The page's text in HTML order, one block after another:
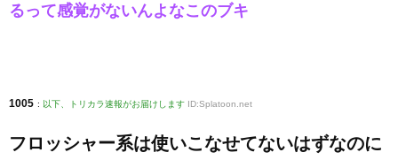
るって感覚がないんよなこのブキ
1005 : 以下、トリカラ速報がお届けします ID:Splatoon.net
フロッシャー系は使いこなせてないはずなのに